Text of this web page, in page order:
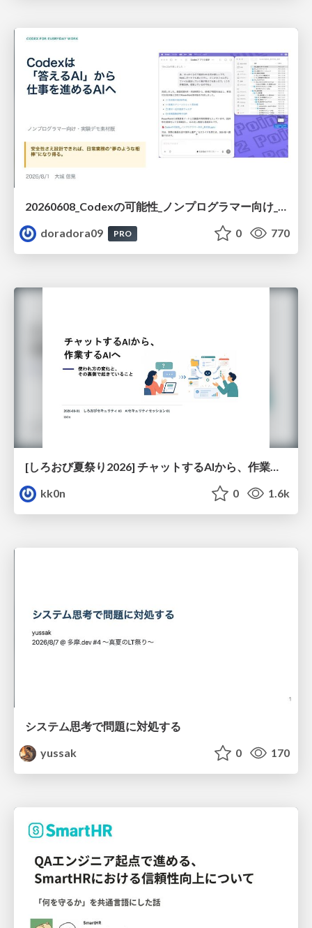
20260608_Codexの可能性_ノンプログラマー向け_大城追記
doradora09
PRO 0 770
kk0n
0 1.6k
システム思考で問題に対処する
yussak
0 170